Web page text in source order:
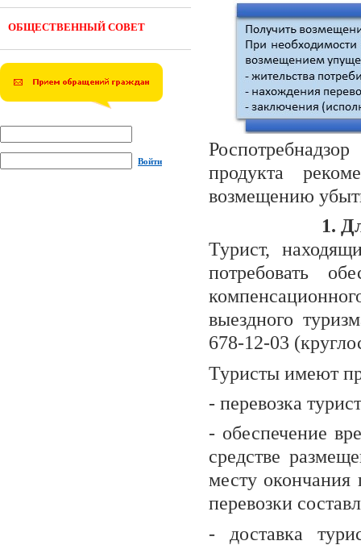
ОБЩЕСТВЕННЫЙ СОВЕТ
Войти
продукта
возмещению
1.
Турист,
потребовать
выездного
678-12-03
Туристы имеют
- перевозка
- обеспечение
средстве
месту
перевозки
- доставка